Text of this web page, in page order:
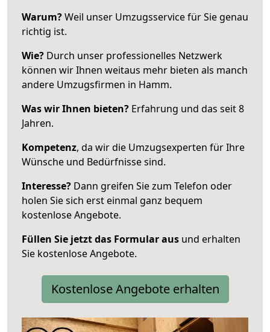
Warum?Weil unser Umzugsservice für Sie genau
richtig ist.
Wie? Durch unser professionelles Netzwerk
können wir Ihnen weitaus mehr bieten als manch
andere Umzugsfirmen in Hamm.
Was wir Ihnen bieten? Erfahrung und das seit 8
Jahren.
Kompetenz, da wir die Umzugsexperten für Ihre
Wünsche und Bedürfnisse sind.
Interesse? Dann greifen Sie zum Telefon oder
holen Sie sich erst einmal ganz bequem
kostenlose Angebote.
Füllen Sie jetzt das Formular aus und erhalten
Sie kostenlose Angebote.
Kostenlose Angebote erhalten